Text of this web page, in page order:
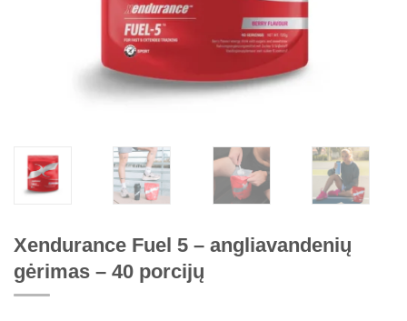
Xendurance Fuel 5 – angliavandenių
gėrimas – 40 porcijų